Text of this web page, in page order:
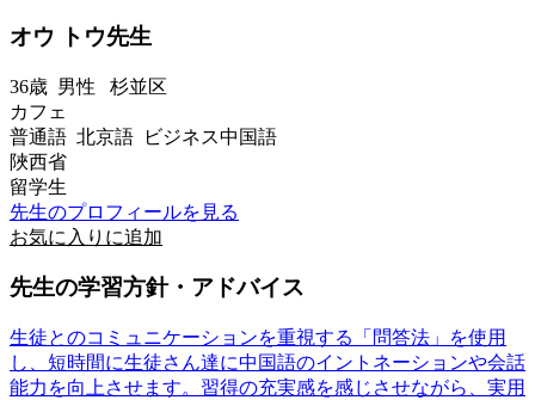
オウ トウ先生
36歳 男性 杉並区
カフェ
普通語 北京語 ビジネス中国語
陜西省
留学生
先生のプロフィールを見る
お気に入りに追加
先生の学習方針・アドバイス
生徒とのコミュニケーションを重視する「問答法」を使用
し、短時間に生徒さん達に中国語のイントネーションや会話
能力を向上させます。習得の充実感を感じさせながら、実用